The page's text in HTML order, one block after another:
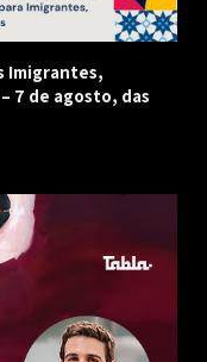
Imigrantes,
7 de agosto, das